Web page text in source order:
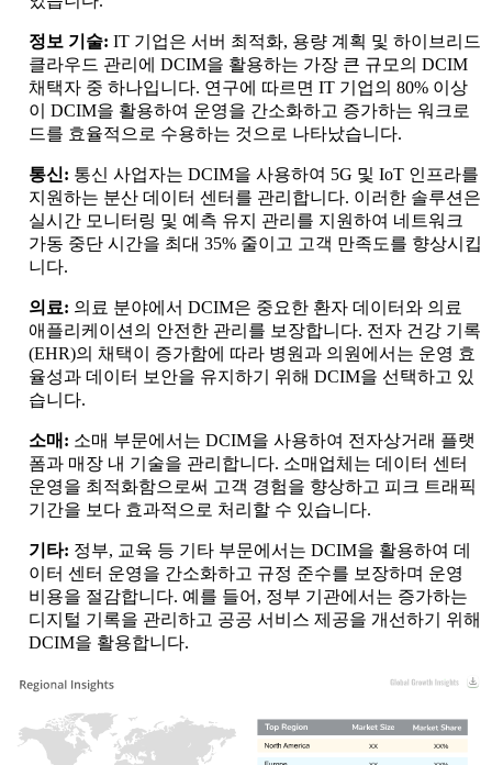
정보 기술: IT 기업은 서버 최적화, 용량 계획 및 하이브리드
클라우드 관리에 DCIM을 활용하는 가장 큰 규모의 DCIM
채택자 중 하나입니다. 연구에 따르면 IT 기업의 80% 이상
이 DCIM을 활용하여 운영을 간소화하고 증가하는 워크로
드를 효율적으로 수용하는 것으로 나타났습니다.
통신: 통신 사업자는 DCIM을 사용하여 5G 및 IoT 인프라를
지원하는 분산 데이터 센터를 관리합니다. 이러한 솔루션은
실시간 모니터링 및 예측 유지 관리를 지원하여 네트워크
가동 중단 시간을 최대 35% 줄이고 고객 만족도를 향상시킵
니다.
의료: 의료 분야에서 DCIM은 중요한 환자 데이터와 의료
애플리케이션의 안전한 관리를 보장합니다. 전자 건강 기록
(EHR)의 채택이 증가함에 따라 병원과 의원에서는 운영 효
율성과 데이터 보안을 유지하기 위해 DCIM을 선택하고 있
습니다.
소매: 소매 부문에서는 DCIM을 사용하여 전자상거래 플랫
폼과 매장 내 기술을 관리합니다. 소매업체는 데이터 센터
운영을 최적화함으로써 고객 경험을 향상하고 피크 트래픽
기간을 보다 효과적으로 처리할 수 있습니다.
기타: 정부, 교육 등 기타 부문에서는 DCIM을 활용하여 데
이터 센터 운영을 간소화하고 규정 준수를 보장하며 운영
비용을 절감합니다. 예를 들어, 정부 기관에서는 증가하는
디지털 기록을 관리하고 공공 서비스 제공을 개선하기 위해
DCIM을 활용합니다.
XX%
XX